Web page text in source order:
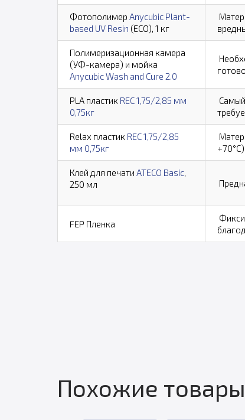
Фотополимер Anycubic Plant-
based UV Resin (ECO), 1 кг
Полимеризационная камера
(УФ-камера) и мойка
Anycubic Wash and Cure 2.0
PLA пластик REC 1,75/2,85 мм
0,75кг
Relax пластик REC 1,75/2,85
мм 0,75кг
Клей для печати ATECO Basic,
250 мл
FEP Пленка
Похожие товары